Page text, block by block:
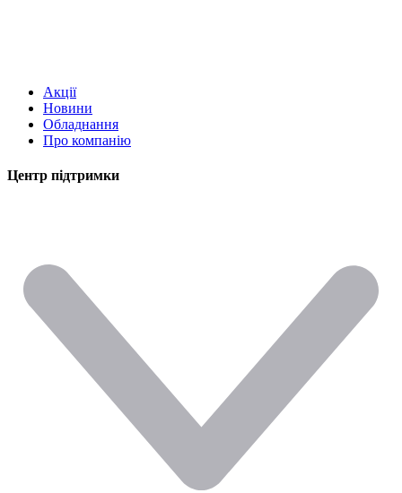
Акції
Новини
Обладнання
Про компанію
Центр підтримки